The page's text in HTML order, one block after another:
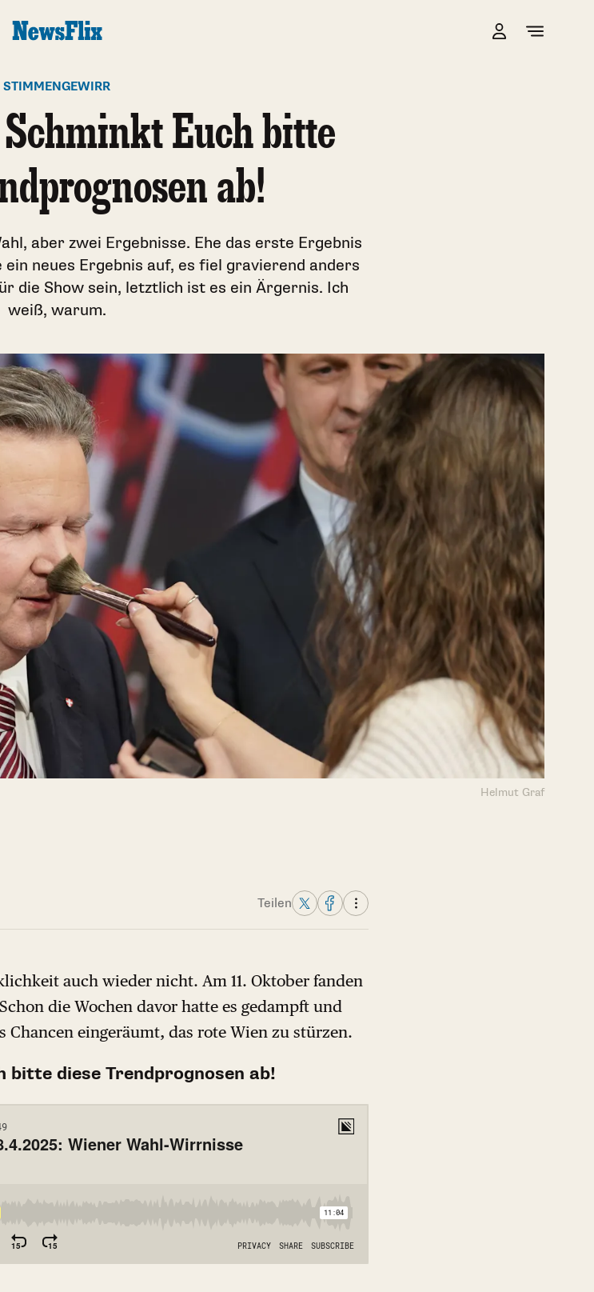
STIMMENGEWIRR
Euch bitte
ab!
aber zwei Ergebnisse. Ehe das erste Ergebnis
neues Ergebnis auf, es fiel gravierend anders
die Show sein, letztlich ist es ein Ärgernis. Ich
weiß, warum.
Helmut Graf
Teilen
auch wieder nicht. Am 11. Oktober fanden
die Wochen davor hatte es gedampft und
Chancen eingeräumt, das rote Wien zu stürzen.
diese Trendprognosen ab!